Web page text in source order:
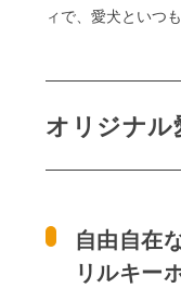
ィで、愛犬といつ
オリジナル
自由自在
リルキー